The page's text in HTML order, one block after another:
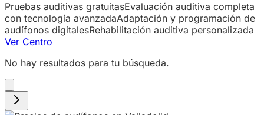
Pruebas auditivas gratuitasEvaluación auditiva completa
con tecnología avanzadaAdaptación y programación de
audífonos digitalesRehabilitación auditiva personalizada
Ver Centro
No hay resultados para tu búsqueda.